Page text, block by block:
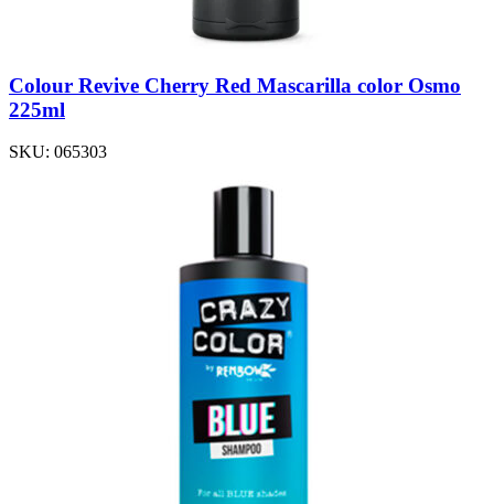
Colour Revive Cherry Red Mascarilla color Osmo
225ml
SKU: 065303